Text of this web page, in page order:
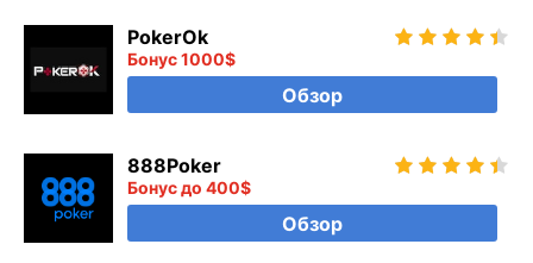
PokerOk
Бонус 1000$
Обзор
888Poker
Бонус до 400$
Обзор